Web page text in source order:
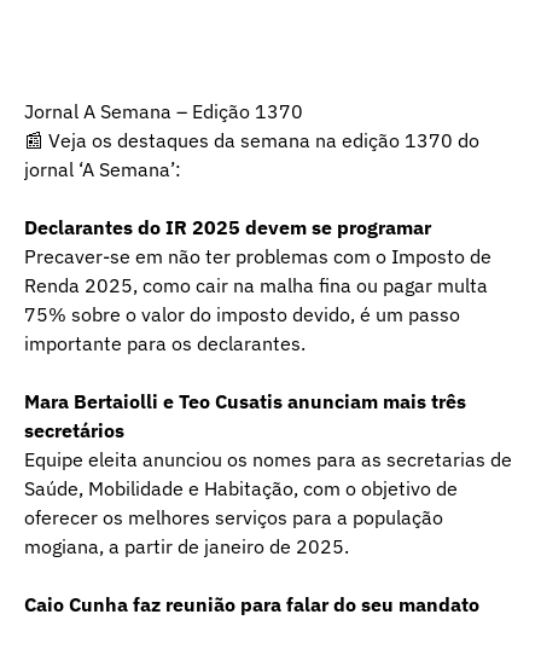
Jornal A Semana – Edição 1370
📰 Veja os destaques da semana na edição 1370 do
jornal ‘A Semana’:
Declarantes do IR 2025 devem se programar
Precaver-se em não ter problemas com o Imposto de
Renda 2025, como cair na malha fina ou pagar multa
75% sobre o valor do imposto devido, é um passo
importante para os declarantes.
Mara Bertaiolli e Teo Cusatis anunciam mais três
secretários
Equipe eleita anunciou os nomes para as secretarias de
Saúde, Mobilidade e Habitação, com o objetivo de
oferecer os melhores serviços para a população
mogiana, a partir de janeiro de 2025.
Caio Cunha faz reunião para falar do seu mandato